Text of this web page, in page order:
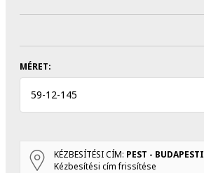
MÉRET:
59-12-145
KÉZBESÍTÉSI CÍM: PEST - BUDAPESTI
Kézbesítési cím frissítése